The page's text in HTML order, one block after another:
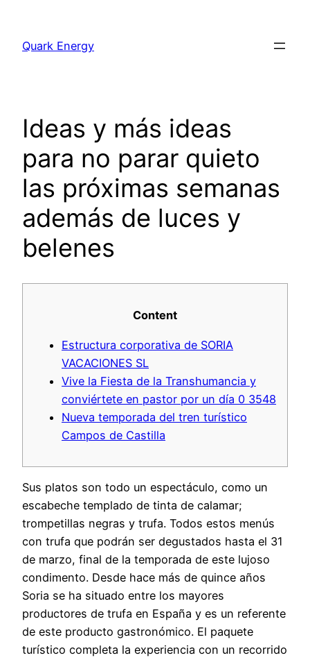
contenido
Quark Energy
Ideas y más ideas
para no parar quieto
las próximas semanas
además de luces y
belenes
Content
Estructura corporativa de SORIA
VACACIONES SL
Vive la Fiesta de la Transhumancia y
conviértete en pastor por un día 0 3548
Nueva temporada del tren turístico
Campos de Castilla
Sus platos son todo un espectáculo, como un
escabeche templado de tinta de calamar;
trompetillas negras y trufa. Todos estos menús
con trufa que podrán ser degustados hasta el 31
de marzo, final de la temporada de este lujoso
condimento. Desde hace más de quince años
Soria se ha situado entre los mayores
productores de trufa en España y es un referente
de este producto gastronómico. El paquete
turístico completa la experiencia con un recorrido